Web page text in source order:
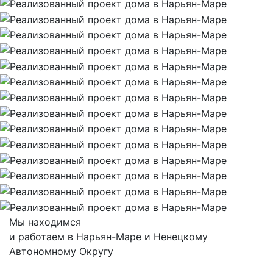
Мы находимся
и работаем в Нарьян-Маре и Ненецкому
Автономному Округу